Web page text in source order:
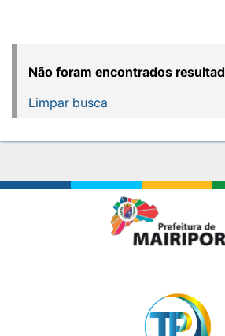
Não foram encontrados
Limpar busca